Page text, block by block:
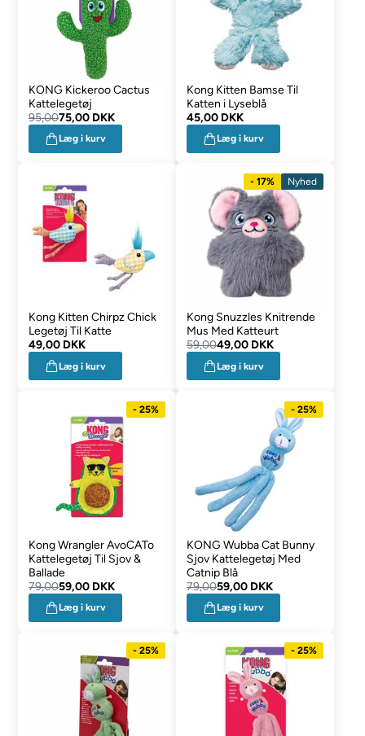
KONG Kickeroo Cactus
Kattelegetøj
95,0075,00 DKK
Læg i kurv
Kong Kitten Bamse Til
Katten i Lyseblå
45,00 DKK
Læg i kurv
Kong Kitten Chirpz Chick
Legetøj Til Katte
49,00 DKK
Læg i kurv
- 17% Nyhed
Kong Snuzzles Knitrende
Mus Med Katteurt
59,0049,00 DKK
Læg i kurv
- 25%
Kong Wrangler AvoCATo
Kattelegetøj Til Sjov &
Ballade
79,0059,00 DKK
Læg i kurv
- 25%
KONG Wubba Cat Bunny
Sjov Kattelegetøj Med
Catnip Blå
79,0059,00 DKK
Læg i kurv
- 25% - 25%